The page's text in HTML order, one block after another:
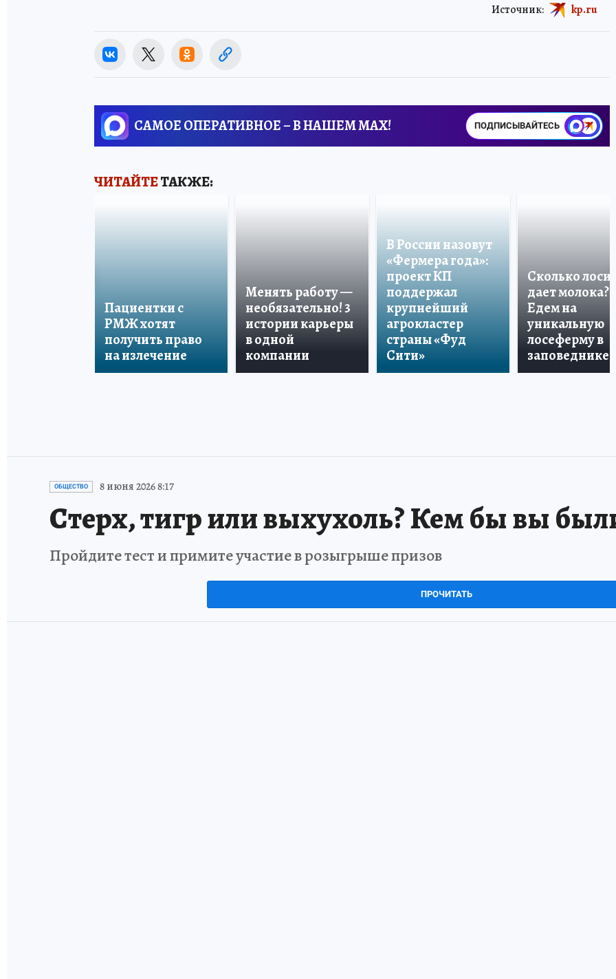
Источник: kp.ru
САМОЕ ОПЕРАТИВНОЕ – В НАШЕМ MAX! ПОДПИСЫВАЙТЕСЬ
ЧИТАЙТЕТАКЖЕ:
Пациентки с
РМЖ хотят
получить право
на излечение
Менять работу —
необязательно! 3
истории карьеры
в одной
компании
В России назовут
«Фермера года»:
проект КП
поддержал
крупнейший
агрокластер
страны «Фуд
Сити»
Сколько лосиха
дает молока?
Едем на
уникальную
лосеферму в
заповеднике!
ОБЩЕСТВО 8 июня 2026 8:17
Стерх, тигр или выхухоль? Кем бы вы
Пройдите тест и примите участие в розыгрыше призов
ПРОЧИТАТЬ